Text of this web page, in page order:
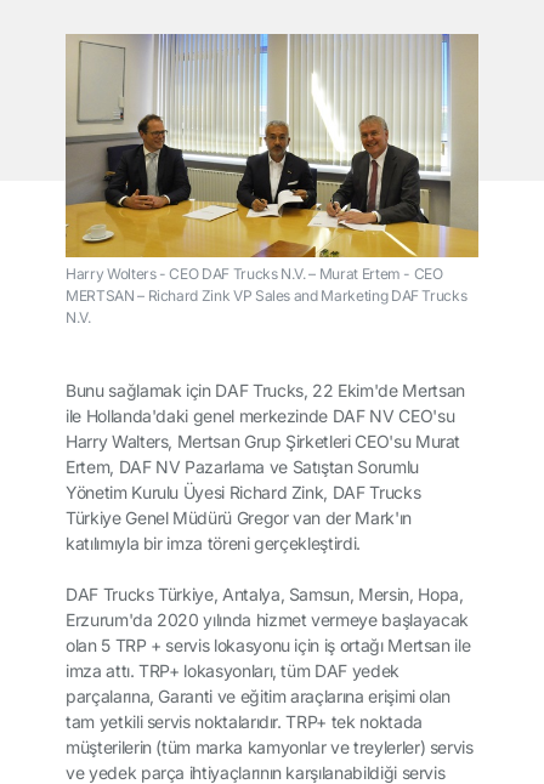
Harry Wolters - CEO DAF Trucks N.V. – Murat Ertem - CEO
MERTSAN – Richard Zink VP Sales and Marketing DAF Trucks
N.V.
Bunu sağlamak için DAF Trucks, 22 Ekim'de Mertsan
ile Hollanda'daki genel merkezinde DAF NV CEO'su
Harry Walters, Mertsan Grup Şirketleri CEO'su Murat
Ertem, DAF NV Pazarlama ve Satıştan Sorumlu
Yönetim Kurulu Üyesi Richard Zink, DAF Trucks
Türkiye Genel Müdürü Gregor van der Mark'ın
katılımıyla bir imza töreni gerçekleştirdi.
DAF Trucks Türkiye, Antalya, Samsun, Mersin, Hopa,
Erzurum'da 2020 yılında hizmet vermeye başlayacak
olan 5 TRP + servis lokasyonu için iş ortağı Mertsan ile
imza attı. TRP+ lokasyonları, tüm DAF yedek
parçalarına, Garanti ve eğitim araçlarına erişimi olan
tam yetkili servis noktalarıdır. TRP+ tek noktada
müşterilerin (tüm marka kamyonlar ve treylerler) servis
ve yedek parça ihtiyaçlarının karşılanabildiği servis